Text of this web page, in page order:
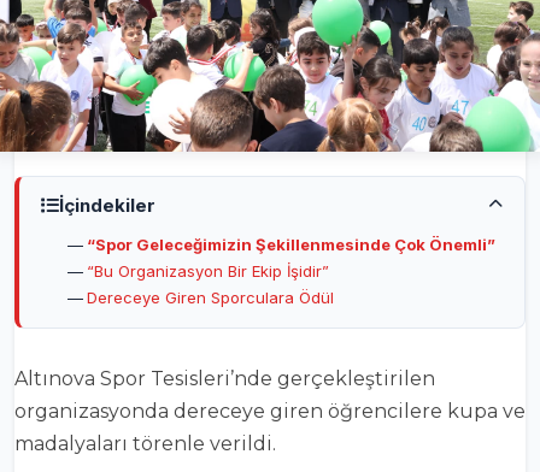
İçindekiler
“Spor Geleceğimizin Şekillenmesinde Çok Önemli”
“Bu Organizasyon Bir Ekip İşidir”
Dereceye Giren Sporculara Ödül
Altınova Spor Tesisleri’nde gerçekleştirilen
organizasyonda dereceye giren öğrencilere kupa ve
madalyaları törenle verildi.